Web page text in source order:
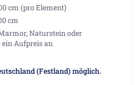
cm (pro Element)
cm
Naturstein oder
Aufpreis an
(Festland) möglich.